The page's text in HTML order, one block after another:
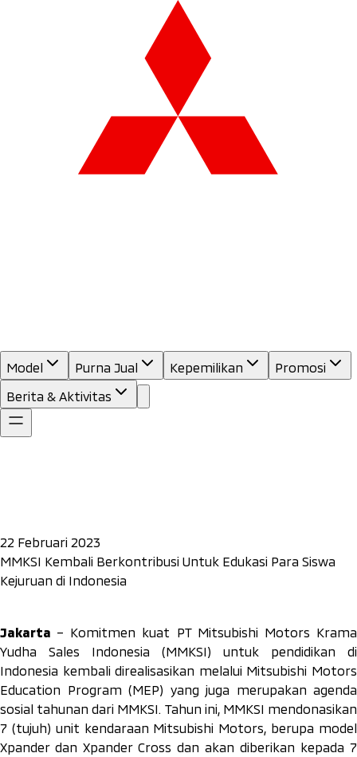
Model Purna Jual Kepemilikan
Promosi
Berita & Aktivitas
22 Februari 2023
MMKSI Kembali Berkontribusi Untuk Edukasi Para Siswa
Kejuruan di Indonesia
Jakarta – Komitmen kuat PT Mitsubishi Motors Krama
Yudha Sales Indonesia (MMKSI) untuk pendidikan di
Indonesia kembali direalisasikan melalui Mitsubishi Motors
Education Program (MEP) yang juga merupakan agenda
sosial tahunan dari MMKSI. Tahun ini, MMKSI mendonasikan
7 (tujuh) unit kendaraan Mitsubishi Motors, berupa model
Xpander dan Xpander Cross dan akan diberikan kepada 7